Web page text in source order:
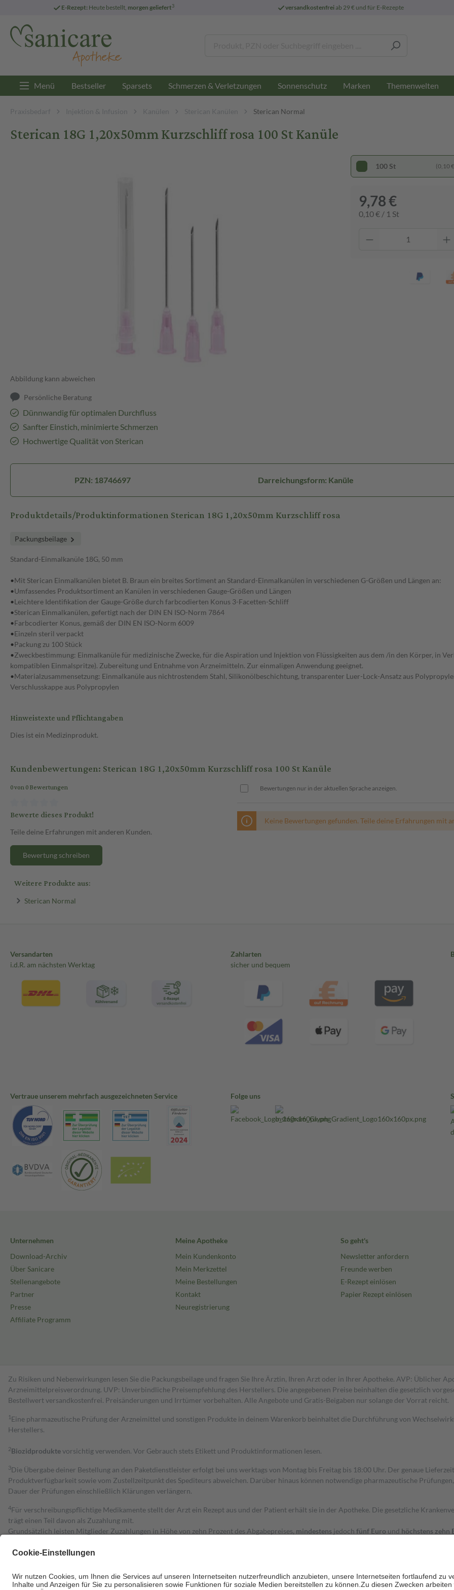
E-Rezept: Heute bestellt, morgen geliefert3 versandkostenfreiab 29 € und für E-Rezepte
Menü Bestseller Sparsets Schmerzen & Verletzungen Sonnenschutz Marken Themenwelten
Praxisbedarf Injektion & Infusion Kanülen Sterican Kanülen Sterican Normal
Sterican 18G 1,20x50mm Kurzschliff rosa 100 St Kanüle
Abbildung kann abweichen
Persönliche Beratung
Dünnwandig für optimalen Durchfluss
Sanfter Einstich, minimierte Schmerzen
Hochwertige Qualität von Sterican
100 St (0,10
9,78 €
0,10 € / 1 St
PZN: 18746697 Darreichungsform: Kanüle
Produktdetails/Produktinformationen Sterican 18G 1,20x50mm Kurzschliff rosa
Packungsbeilage
Standard-Einmalkanüle 18G, 50 mm
•Mit Sterican Einmalkanülen bietet B. Braun ein breites Sortiment an Standard-Einmalkanülen in verschiedenen G-Größen und Längen an:
•Umfassendes Produktsortiment an Kanülen in verschiedenen Gauge-Größen und Längen
•Leichtere Identifikation der Gauge-Größe durch farbcodierten Konus 3-Facetten-Schliff
•Sterican Einmalkanülen, gefertigt nach der DIN EN ISO-Norm 7864
•Farbcodierter Konus, gemäß der DIN EN ISO-Norm 6009
•Einzeln steril verpackt
•Packung zu 100 Stück
•Zweckbestimmung: Einmalkanüle für medizinische Zwecke, für die Aspiration und Injektion von Flüssigkeiten aus dem /in den Körper, in
kompatiblen Einmalspritze). Zubereitung und Entnahme von Arzneimitteln. Zur einmaligen Anwendung geeignet.
•Materialzusammensetzung: Einmalkanüle aus nichtrostendem Stahl, Silikonölbeschichtung, transparenter Luer-Lock-Ansatz aus
Verschlusskappe aus Polypropylen
Hinweistexte und Pflichtangaben
Dies ist ein Medizinprodukt.
Kundenbewertungen: Sterican 18G 1,20x50mm Kurzschliff rosa 100 St Kanüle
0 von 0 Bewertungen
Bewerte dieses Produkt!
Teile deine Erfahrungen mit anderen Kunden.
Bewertung schreiben
Bewertungen nur in der aktuellen Sprache anzeigen.
Keine Bewertungen gefunden. Teile deine Erfahrungen mit
Weitere Produkte aus:
Sterican Normal
Versandarten
i.d.R. am nächsten Werktag
Zahlarten
sicher und bequem
Vertraue unserem mehrfach ausgezeichneten Service Folge uns
Unternehmen
Download-Archiv
Über Sanicare
Stellenangebote
Partner
Presse
Affiliate Programm
Meine Apotheke
Mein Kundenkonto
Mein Merkzettel
Meine Bestellungen
Kontakt
Neuregistrierung
So geht's
Newsletter anfordern
Freunde werben
E-Rezept einlösen
Papier Rezept einlösen
Zu Risiken und Nebenwirkungen lesen Sie die Packungsbeilage und fragen Sie Ihre Ärztin, Ihren Arzt oder in Ihrer Apotheke. AVP: Üblicher
Arzneimittelpreisverordnung. UVP: Unverbindliche Preisempfehlung des Herstellers. Die angegebenen Preise beinhalten die gesetzlich
Bestell­wert versand­kosten­frei. Preisänderungen und Irrtümer vorbehalten. Alle Angebote und Gratis-Beigaben nur solange der Vorrat reicht.
1 Eine pharmazeutische Prüfung der Arzneimittel und sonstigen Produkte in deinem Warenkorb beinhaltet die Durchführung von
Herstellers.
2Biozidproduktevorsichtig verwenden. Vor Gebrauch stets Etikett und Produktinformationen lesen.
3Die Übergabe deiner Bestellung an den Paketdienstleister erfolgt bei uns werktags von Montag bis Freitag bis 18:00 Uhr. Der genaue
Produktverfügbarkeit sowie vom Zustellzeitpunkt des Spediteurs abweichen. Darüber hinaus können notwendige pharmazeutische
Dauer der Prüfungen einschließlich Klärungen verlängern.
4Für verschreibungspflichtige Medikamente stellt der Arzt ein Rezept aus und der Patient erhält sie in der Apotheke. Die gesetzliche
trägt einen Teil davon als Zuzahlung mit.
Grundsätzlich leisten Mitglieder Zuzahlungen in Höhe von zehn Prozent des Abgabepreises, mindestens jedoch fünf Euro und höchstens zehn
Diese Regeln gelten grundsätzlich auch für Online-Apotheken.
Um das Engagement der Versicherten für ihre eigene Gesundheit zu stärken und die besondere Stellung der Familie zu unterstützen, fallen
• Kindern und Jugendlichen bis zum vollendeten 18. Lebensjahr mit Ausnahme der Fahrkosten